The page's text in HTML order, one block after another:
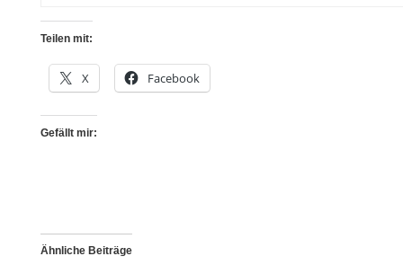
Teilen mit:
X Facebook
Gefällt mir:
Ähnliche Beiträge